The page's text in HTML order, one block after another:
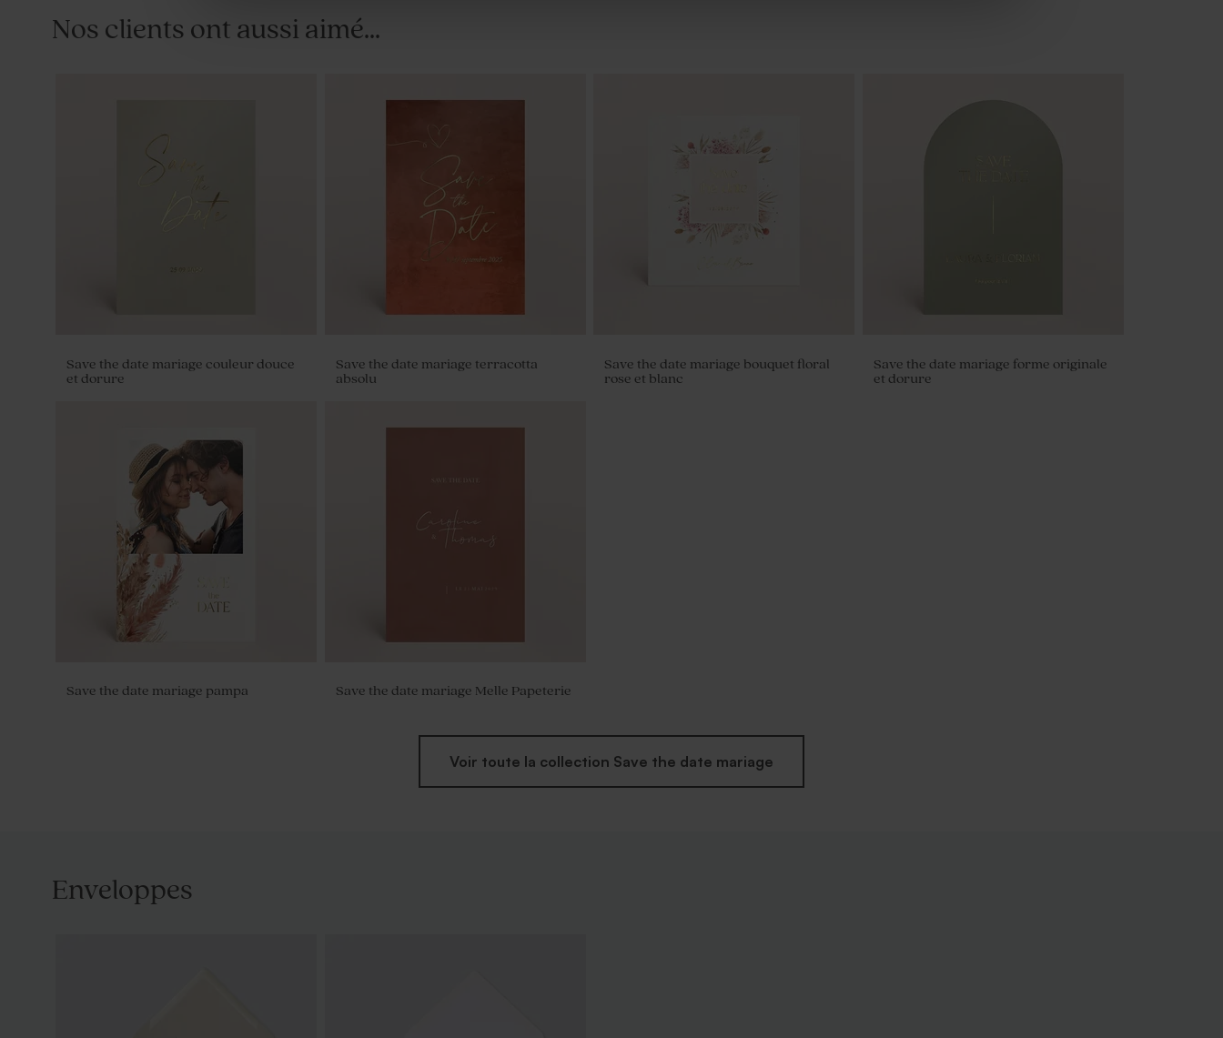
Contenant à dragées transparent rond
Vaporisateur parfum en verre vide
Dragées mariage cuivre 1 kg (± 1120 ex)
Dragées mariage amande – blanches
brillantes - 1kg
Nos clients ont aussi aimé...
Save the date mariage couleur douce
et dorure
Save the date mariage terracotta
absolu
Save the date mariage bouquet floral
rose et blanc
Save the date mariage forme originale
et dorure
Save the date mariage pampa Save the date mariage Melle Papeterie
Voir toute la collection Save the date mariage
Enveloppes